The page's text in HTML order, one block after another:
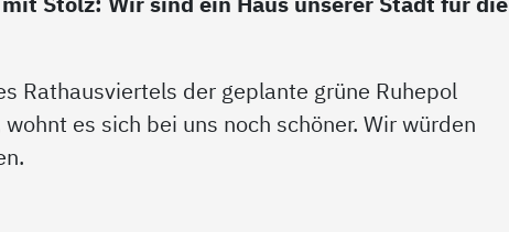
Rathausviertels der geplante grüne Ruhepol
es sich bei uns noch schöner. Wir würden